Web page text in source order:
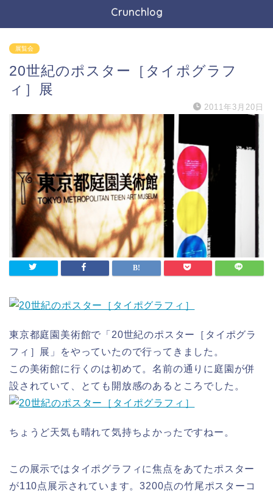
Crunchlog
展覧会
20世紀のポスター［タイポグラフ
ィ］展
2011年3月20日
東京都庭園美術館で「20世紀のポスター［タイポグラ
フィ］展」をやっていたので行ってきました。
この美術館に行くのは初めて。名前の通りに庭園が併
設されていて、とても開放感のあるところでした。
ちょうど天気も晴れて気持ちよかったですねー。
この展示ではタイポグラフィに焦点をあてたポスター
が110点展示されています。3200点の竹尾ポスターコ